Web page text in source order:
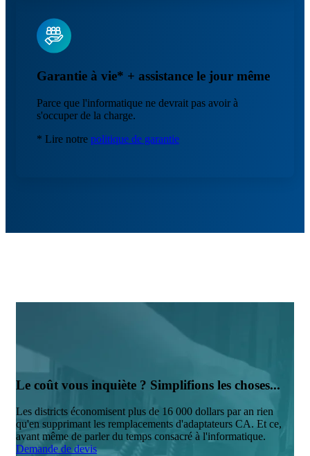
Garantie à vie* + assistance le jour même
Parce que l'informatique ne devrait pas avoir à
s'occuper de la charge.
* Lire notre politique de garantie
Le coût vous inquiète ? Simplifions les choses...
Les districts économisent plus de 16 000 dollars par an rien
qu'en supprimant les remplacements d'adaptateurs CA. Et ce,
avant même de parler du temps consacré à l'informatique.
Demande de devis